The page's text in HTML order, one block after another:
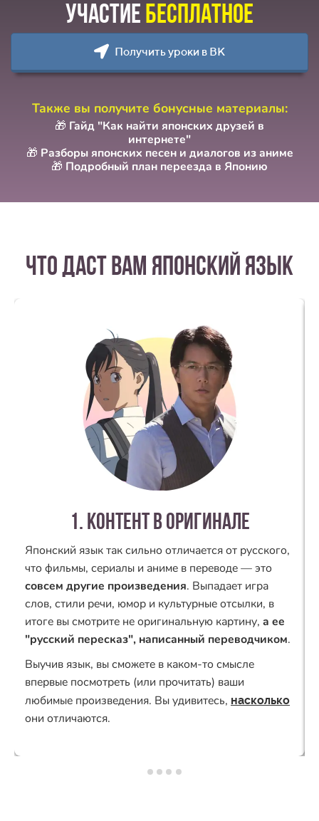
участие бесплатное
Получить уроки в ВК
Также вы получите бонусные материалы:
🎁 Гайд "Как найти японских друзей в
интернете"
🎁 Разборы японских песен и диалогов из аниме
🎁 Подробный план переезда в Японию
что даст вам японский язык
1. контент в оригинале
Японский язык так сильно отличается от русского,
что фильмы, сериалы и аниме в переводе — это
совсем другие произведения. Выпадает игра
слов, стили речи, юмор и культурные отсылки, в
итоге вы смотрите не оригинальную картину, а ее
"русский пересказ", написанный переводчиком.
Выучив язык, вы сможете в каком-то смысле
впервые посмотреть (или прочитать) ваши
любимые произведения. Вы удивитесь, насколько
они отличаются.